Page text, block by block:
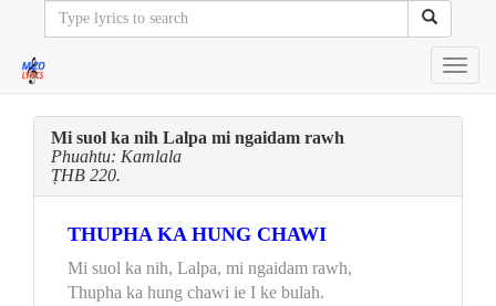
Mi suol ka nih Lalpa mi ngaidam rawh
Phuahtu: Kamlala
ṬHB 220.
THUPHA KA HUNG CHAWI
Mi suol ka nih, Lalpa, mi ngaidam rawh,
Thupha ka hung chawi ie I ke bulah.